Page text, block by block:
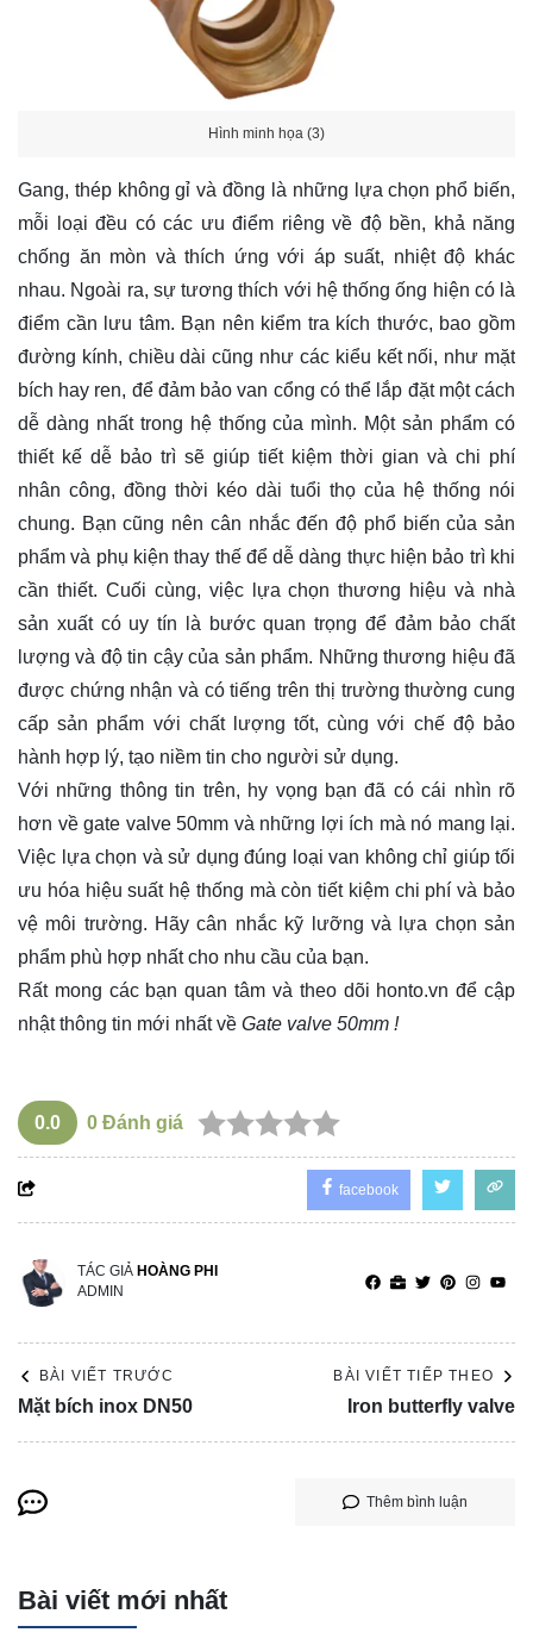
Hình minh họa (3)
Gang, thép không gỉ và đồng là những lựa chọn phổ biến,
mỗi loại đều có các ưu điểm riêng về độ bền, khả năng
chống ăn mòn và thích ứng với áp suất, nhiệt độ khác
nhau. Ngoài ra, sự tương thích với hệ thống ống hiện có là
điểm cần lưu tâm. Bạn nên kiểm tra kích thước, bao gồm
đường kính, chiều dài cũng như các kiểu kết nối, như mặt
bích hay ren, để đảm bảo van cổng có thể lắp đặt một cách
dễ dàng nhất trong hệ thống của mình. Một sản phẩm có
thiết kế dễ bảo trì sẽ giúp tiết kiệm thời gian và chi phí
nhân công, đồng thời kéo dài tuổi thọ của hệ thống nói
chung. Bạn cũng nên cân nhắc đến độ phổ biến của sản
phẩm và phụ kiện thay thế để dễ dàng thực hiện bảo trì khi
cần thiết. Cuối cùng, việc lựa chọn thương hiệu và nhà
sản xuất có uy tín là bước quan trọng để đảm bảo chất
lượng và độ tin cậy của sản phẩm. Những thương hiệu đã
được chứng nhận và có tiếng trên thị trường thường cung
cấp sản phẩm với chất lượng tốt, cùng với chế độ bảo
hành hợp lý, tạo niềm tin cho người sử dụng.
Với những thông tin trên, hy vọng bạn đã có cái nhìn rõ
hơn về gate valve 50mm và những lợi ích mà nó mang lại.
Việc lựa chọn và sử dụng đúng loại van không chỉ giúp tối
ưu hóa hiệu suất hệ thống mà còn tiết kiệm chi phí và bảo
vệ môi trường. Hãy cân nhắc kỹ lưỡng và lựa chọn sản
phẩm phù hợp nhất cho nhu cầu của bạn.
Rất mong các bạn quan tâm và theo dõi honto.vn để cập
nhật thông tin mới nhất về Gate valve 50mm !
0.0 0 Đánh giá
facebook
TÁC GIẢ HOÀNG PHI
ADMIN
BÀI VIẾT TRƯỚC
Mặt bích inox DN50
BÀI VIẾT TIẾP THEO
Iron butterfly valve
Thêm bình luận
Bài viết mới nhất